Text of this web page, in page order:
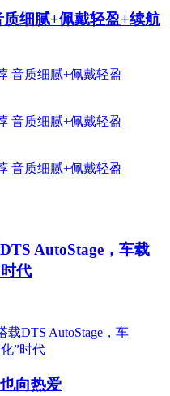
细腻+佩戴轻盈+续航
AutoStage，车载
代
向热爱